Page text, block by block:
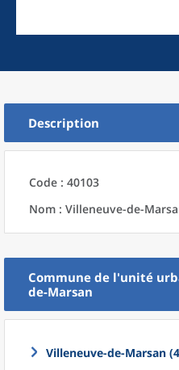
Description
Code : 40103
Nom : Villeneuve-de-
Commune de l'unité
de-Marsan
Villeneuve-de-Marsan